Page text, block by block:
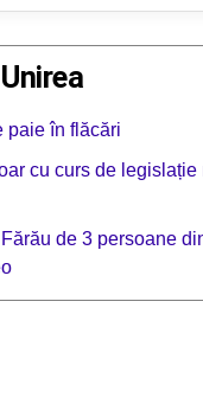
paie în flăcări
cu curs de
de 3 persoane